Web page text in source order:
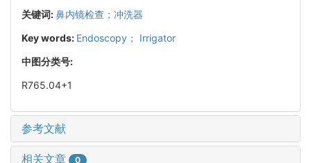
关键词:鼻内镜检查；冲洗器
Key words: Endoscopy； Irrigator
中图分类号:
R765.04+1
参考文献
相关文章 0